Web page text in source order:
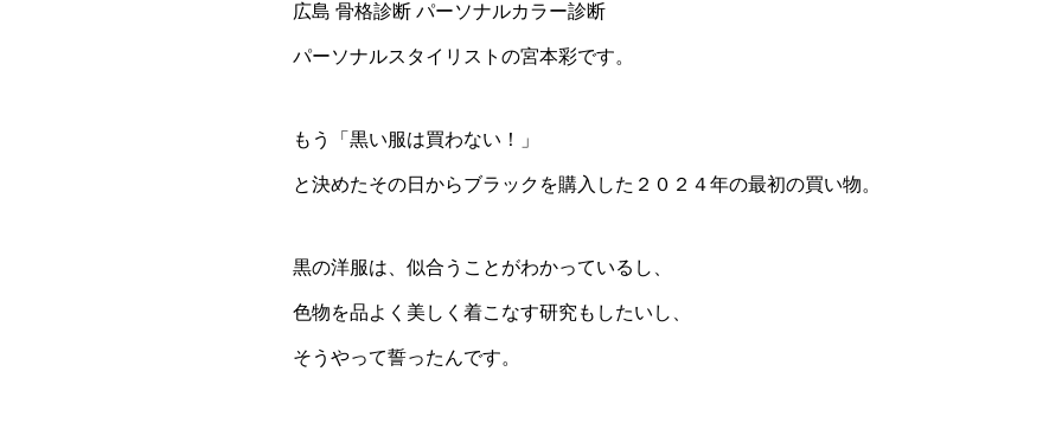
広島 骨格診断 パーソナルカラー診断
パーソナルスタイリストの宮本彩です。
もう「黒い服は買わない！」
と決めたその日からブラックを購入した２０２４年の最初の買い物。
黒の洋服は、似合うことがわかっているし、
色物を品よく美しく着こなす研究もしたいし、
そうやって誓ったんです。